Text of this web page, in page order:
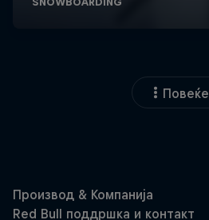
Повеќе